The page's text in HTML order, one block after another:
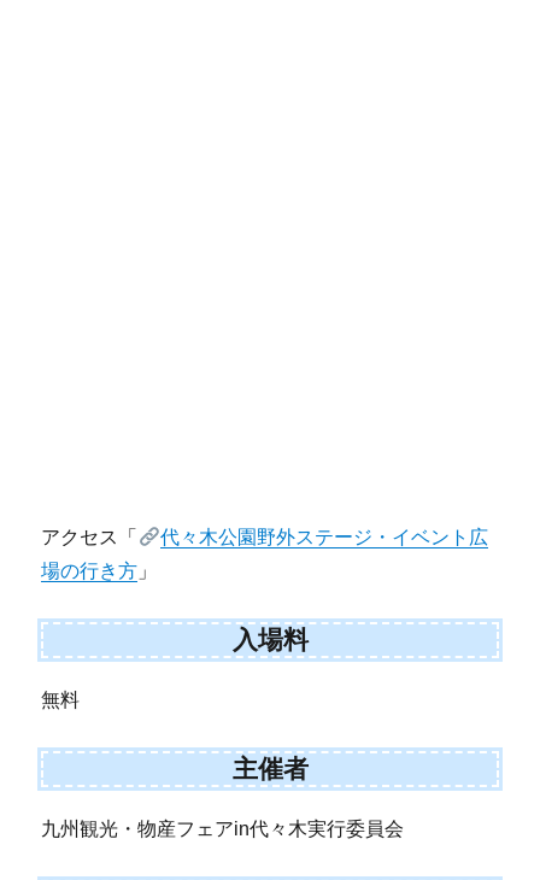
アクセス「
代々木公園野外ステージ・イベント広
場の行き方 」
入場料
無料
主催者
九州観光・物産フェアin代々木実行委員会